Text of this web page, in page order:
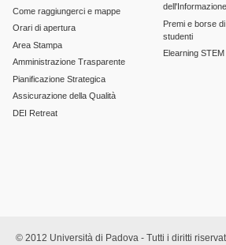
Come raggiungerci e mappe
Orari di apertura
Area Stampa
Amministrazione Trasparente
Pianificazione Strategica
Assicurazione della Qualità
DEI Retreat
dell'Informazione
Premi e borse
studenti
Elearning STEM
© 2012 Università di Padova - Tutti i diritti